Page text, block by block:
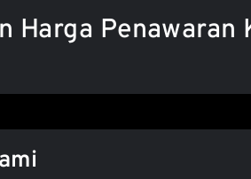
Harga Penawaran